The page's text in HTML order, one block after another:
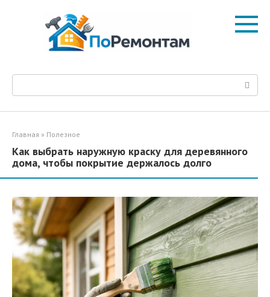
Поиск:
Главная » Полезное
Как выбрать наружную краску для деревянного
дома, чтобы покрытие держалось долго